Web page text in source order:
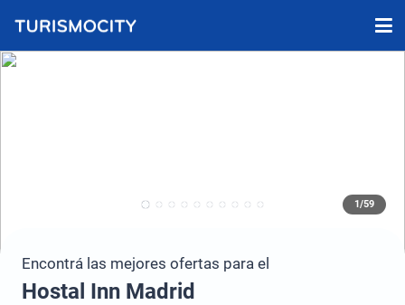
1/59
Encontrá las mejores ofertas para el
Hostal Inn Madrid